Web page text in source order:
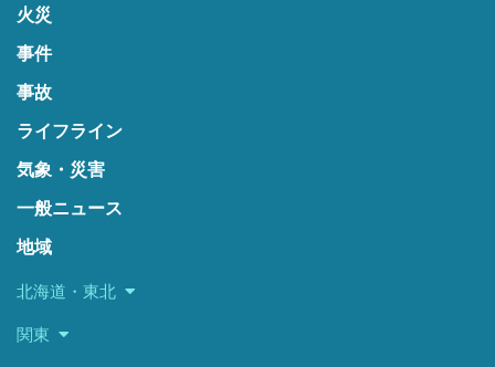
火災
事件
事故
ライフライン
気象・災害
一般ニュース
地域
北海道・東北
関東